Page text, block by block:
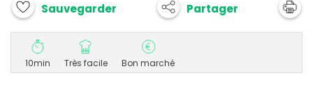
Sauvegarder Partager
10min Très facile Bon marché